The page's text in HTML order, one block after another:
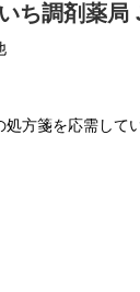
ち調剤薬局
方箋を応需して